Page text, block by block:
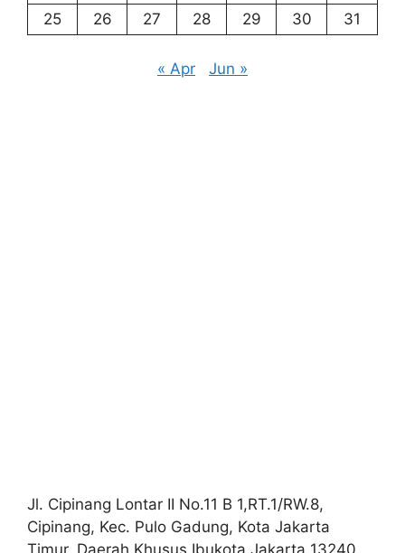
25
26 27 28 29 30 31
« Apr Jun »
Jl. Cipinang Lontar II No.11 B 1,RT.1/RW.8,
Cipinang, Kec. Pulo Gadung, Kota Jakarta